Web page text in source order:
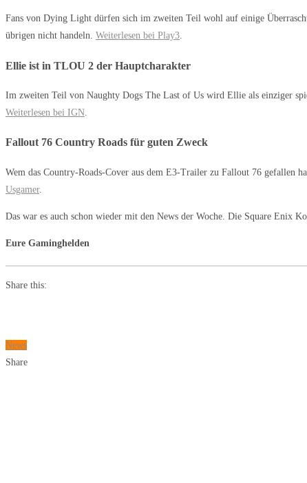
Fans von Dying Light dürfen sich im zweiten Teil wohl auf einige
übrigen nicht handeln. Weiterlesen bei Play3.
Ellie ist in TLOU 2 der Hauptcharakter
Im zweiten Teil von Naughty Dogs The Last of Us wird Ellie als einziger
Weiterlesen bei IGN.
Fallout 76 Country Roads für guten Zweck
Wem das Country-Roads-Cover aus dem E3-Trailer zu Fallout 76 gefallen
Usgamer.
Das war es auch schon wieder mit den News der Woche. Die Square Enix
Eure Gaminghelden
Share this:
News
Share